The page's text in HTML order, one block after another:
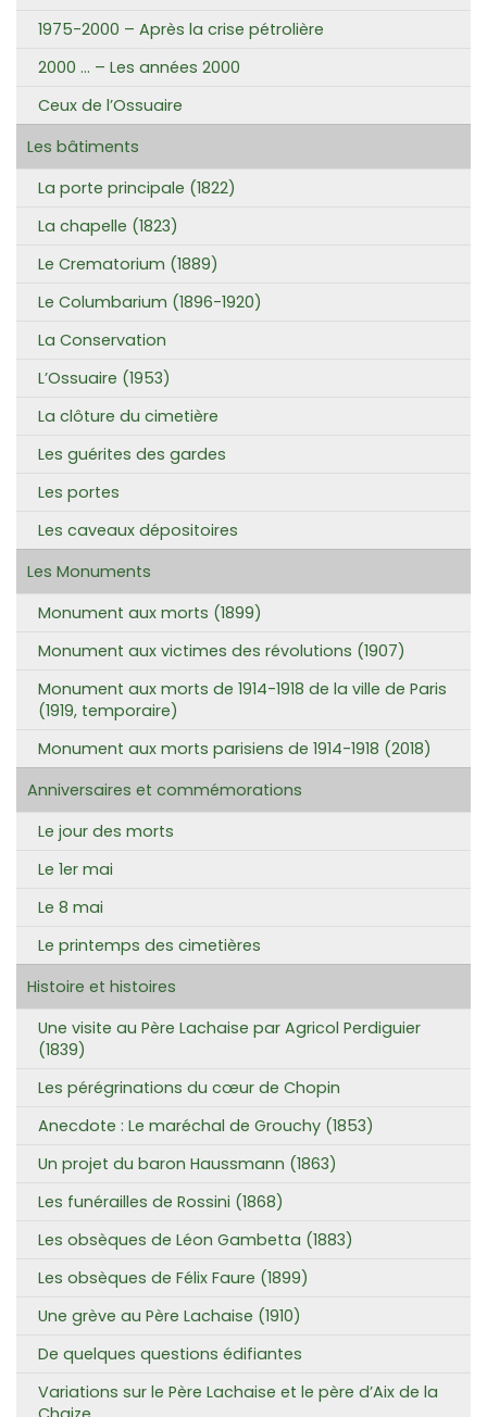
1975-2000 – Après la crise pétrolière
2000 … – Les années 2000
Ceux de l’Ossuaire
Les bâtiments
La porte principale (1822)
La chapelle (1823)
Le Crematorium (1889)
Le Columbarium (1896-1920)
La Conservation
L’Ossuaire (1953)
La clôture du cimetière
Les guérites des gardes
Les portes
Les caveaux dépositoires
Les Monuments
Monument aux morts (1899)
Monument aux victimes des révolutions (1907)
Monument aux morts de 1914-1918 de la ville de Paris
(1919, temporaire)
Monument aux morts parisiens de 1914-1918 (2018)
Anniversaires et commémorations
Le jour des morts
Le 1er mai
Le 8 mai
Le printemps des cimetières
Histoire et histoires
Une visite au Père Lachaise par Agricol Perdiguier
(1839)
Les pérégrinations du cœur de Chopin
Anecdote : Le maréchal de Grouchy (1853)
Un projet du baron Haussmann (1863)
Les funérailles de Rossini (1868)
Les obsèques de Léon Gambetta (1883)
Les obsèques de Félix Faure (1899)
Une grève au Père Lachaise (1910)
De quelques questions édifiantes
Variations sur le Père Lachaise et le père d’Aix de la